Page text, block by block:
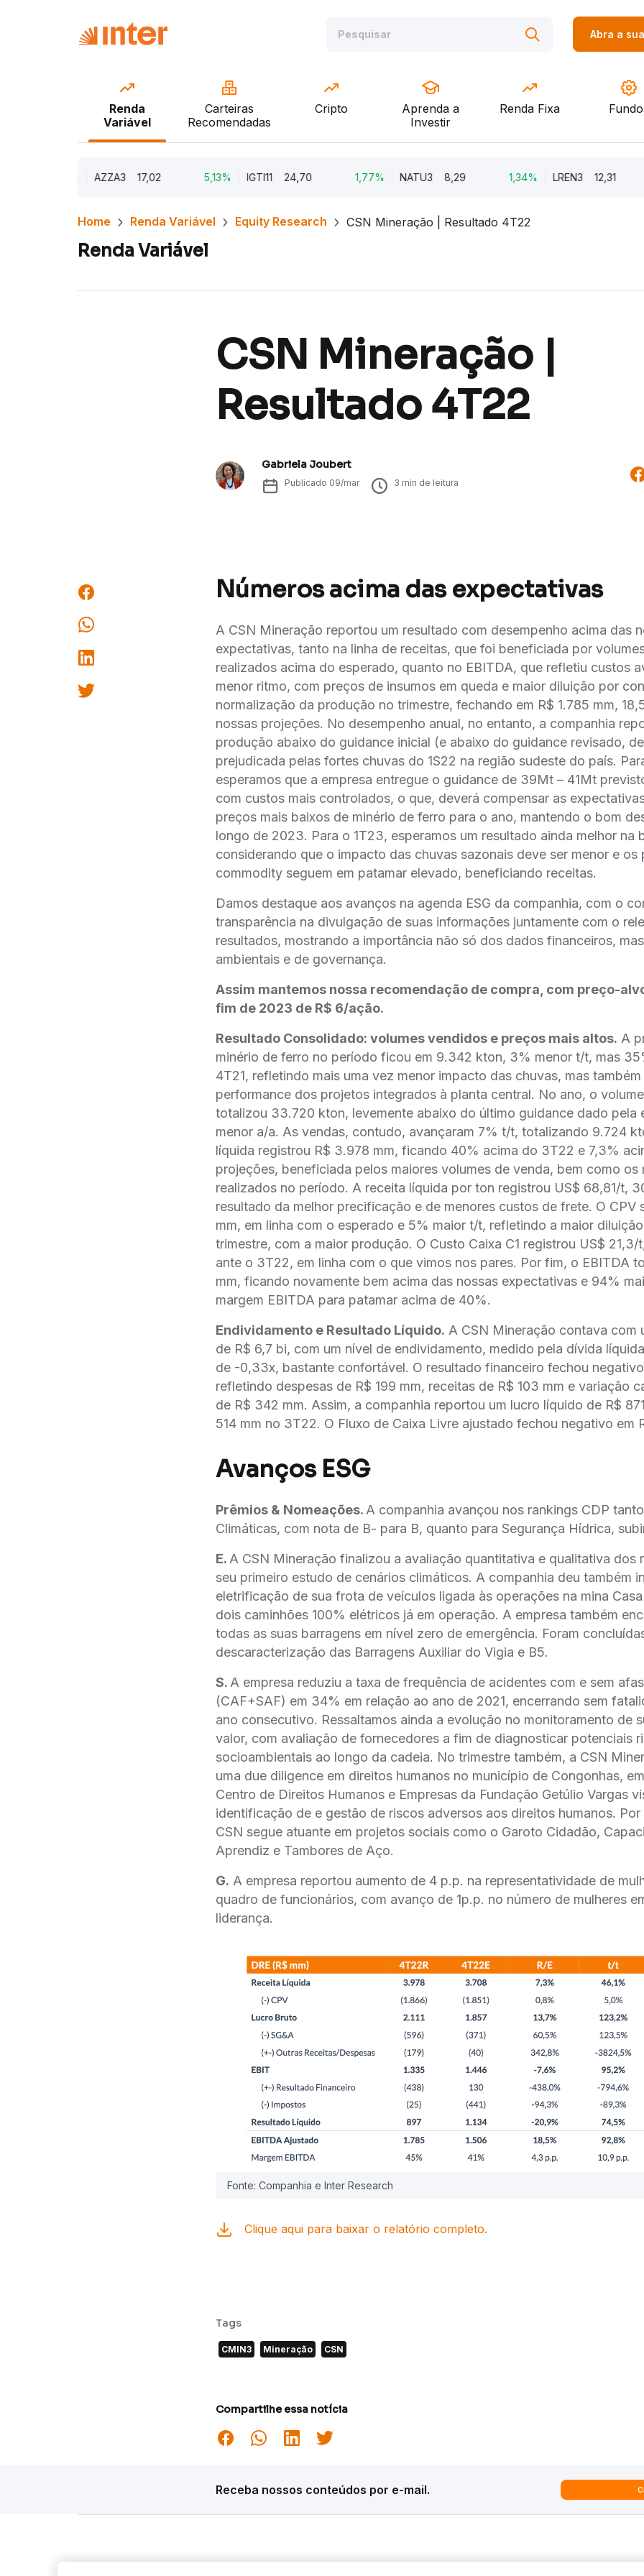
Abra a
Renda
Variável
Carteiras
Recomendadas
Cripto
Aprenda a
Investir
Renda Fixa
AZZA3 17,02 5,13% IGTI11 24,70 1,77% NATU3 8,29 1,34% LREN3 12,31 -
Home Renda Variável Equity Research CSN Mineração | Resultado 4T22
Renda Variável
CSN Mineração |
Resultado 4T22
Gabriela Joubert
Publicado 09/mar 3 min de leitura
Números acima das expectativas
A CSN Mineração reportou um resultado com desempenho acima das
expectativas, tanto na linha de receitas, que foi beneficiada por
realizados acima do esperado, quanto no EBITDA, que refletiu custos
menor ritmo, com preços de insumos em queda e maior diluição por
normalização da produção no trimestre, fechando em R$ 1.785 mm,
nossas projeções. No desempenho anual, no entanto, a companhia
produção abaixo do guidance inicial (e abaixo do guidance revisado,
prejudicada pelas fortes chuvas do 1S22 na região sudeste do país.
esperamos que a empresa entregue o guidance de 39Mt – 41Mt
com custos mais controlados, o que, deverá compensar as
preços mais baixos de minério de ferro para o ano, mantendo o bom
longo de 2023. Para o 1T23, esperamos um resultado ainda melhor na
considerando que o impacto das chuvas sazonais deve ser menor e os
commodity seguem em patamar elevado, beneficiando receitas.
Damos destaque aos avanços na agenda ESG da companhia, com o
transparência na divulgação de suas informações juntamente com o
resultados, mostrando a importância não só dos dados financeiros,
ambientais e de governança.
Assim mantemos nossa recomendação de compra, com preço-
fim de 2023 de R$ 6/ação.
Resultado Consolidado: volumes vendidos e preços mais altos. A
minério de ferro no período ficou em 9.342 kton, 3% menor t/t, mas
4T21, refletindo mais uma vez menor impacto das chuvas, mas
performance dos projetos integrados à planta central. No ano, o
totalizou 33.720 kton, levemente abaixo do último guidance dado pela
menor a/a. As vendas, contudo, avançaram 7% t/t, totalizando 9.724
líquida registrou R$ 3.978 mm, ficando 40% acima do 3T22 e 7,3%
projeções, beneficiada pelos maiores volumes de venda, bem como os
realizados no período. A receita líquida por ton registrou US$ 68,81/t,
resultado da melhor precificação e de menores custos de frete. O CPV
mm, em linha com o esperado e 5% maior t/t, refletindo a maior
trimestre, com a maior produção. O Custo Caixa C1 registrou US$ 21,3/
ante o 3T22, em linha com o que vimos nos pares. Por fim, o EBITDA
mm, ficando novamente bem acima das nossas expectativas e 94%
margem EBITDA para patamar acima de 40%.
Endividamento e Resultado Líquido. A CSN Mineração contava com
de R$ 6,7 bi, com um nível de endividamento, medido pela dívida
de -0,33x, bastante confortável. O resultado financeiro fechou
refletindo despesas de R$ 199 mm, receitas de R$ 103 mm e variação
de R$ 342 mm. Assim, a companhia reportou um lucro líquido de R$
514 mm no 3T22. O Fluxo de Caixa Livre ajustado fechou negativo em
Avanços ESG
Prêmios & Nomeações. A companhia avançou nos rankings CDP
Climáticas, com nota de B- para B, quanto para Segurança Hídrica,
E. A CSN Mineração finalizou a avaliação quantitativa e qualitativa dos
seu primeiro estudo de cenários climáticos. A companhia deu também
eletrificação de sua frota de veículos ligada às operações na mina
dois caminhões 100% elétricos já em operação. A empresa também
todas as suas barragens em nível zero de emergência. Foram
descaracterização das Barragens Auxiliar do Vigia e B5.
S. A empresa reduziu a taxa de frequência de acidentes com e sem
(CAF+SAF) em 34% em relação ao ano de 2021, encerrando sem
ano consecutivo. Ressaltamos ainda a evolução no monitoramento de
valor, com avaliação de fornecedores a fim de diagnosticar potenciais
socioambientais ao longo da cadeia. No trimestre também, a CSN
uma due diligence em direitos humanos no município de Congonhas,
Centro de Direitos Humanos e Empresas da Fundação Getúlio Vargas
identificação de e gestão de riscos adversos aos direitos humanos. Por
CSN segue atuante em projetos sociais como o Garoto Cidadão,
Aprendiz e Tambores de Aço.
G. A empresa reportou aumento de 4 p.p. na representatividade de
quadro de funcionários, com avanço de 1p.p. no número de mulheres
liderança.
Fonte: Companhia e Inter Research
Clique aqui para baixar o relatório completo.
Tags
CMIN3 Mineração CSN
Compartilhe essa notícia
Receba nossos conteúdos por e-mail.